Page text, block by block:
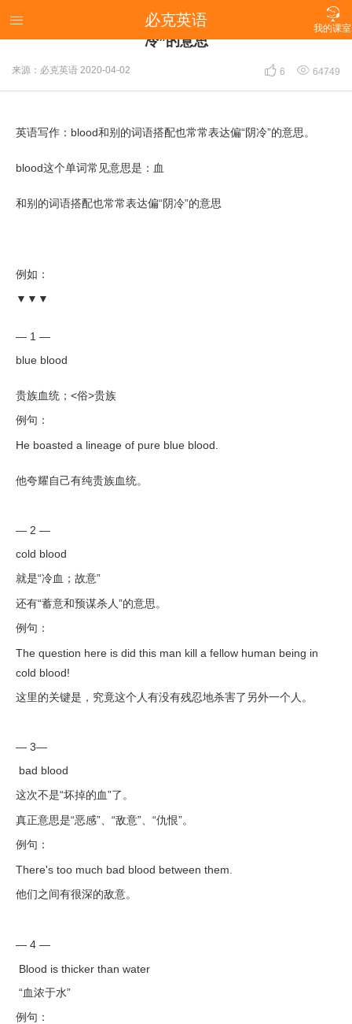

我的课室
 必克英语
英语写作：blood和别的词语搭配也常常表达偏“阴
冷”的意思
来源：必克英语 2020-04-02  6  64749
英语写作：blood和别的词语搭配也常常表达偏“阴冷”的意思。
blood这个单词常见意思是：血
和别的词语搭配也常常表达偏“阴冷”的意思
例如：
▼▼▼
— 1 —
blue blood
贵族血统；<俗>贵族
例句：
He boasted a lineage of pure blue blood.
他夸耀自己有纯贵族血统。
— 2 —
cold blood
就是“冷血；故意”
还有“蓄意和预谋杀人”的意思。
例句：
The question here is did this man kill a fellow human being in
cold blood!
这里的关键是，究竟这个人有没有残忍地杀害了另外一个人。
— 3—
bad blood
这次不是“坏掉的血”了。
真正意思是“恶感”、“敌意”、“仇恨”。
例句：
There's too much bad blood between them.
他们之间有很深的敌意。
— 4 —
Blood is thicker than water
“血浓于水”
例句：